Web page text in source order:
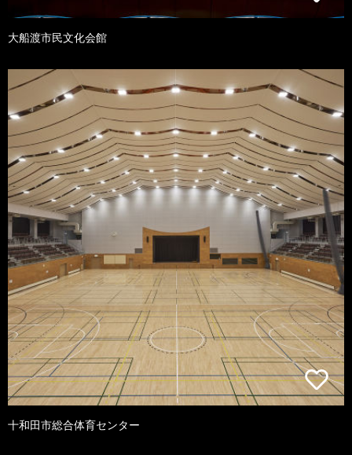
大船渡市民文化会館
十和田市総合体育センター